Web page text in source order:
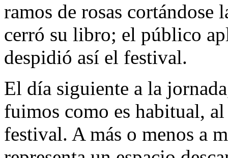
ramos de rosas cortándose
cerró su libro; el público
despidió así el festival.
El día siguiente a la
fuimos como es habitual,
festival. A más o menos a